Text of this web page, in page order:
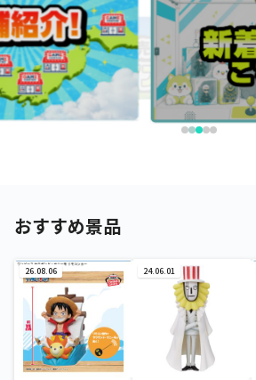
おすすめ景品
26.08.06 24.06.01